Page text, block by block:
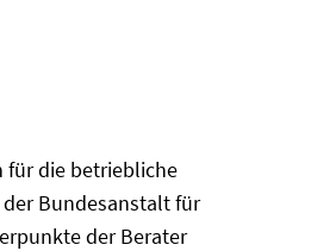
für die betriebliche
Bundesanstalt für
der Berater